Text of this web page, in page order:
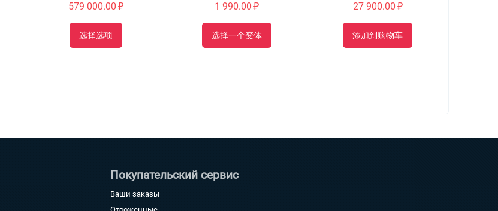
579 000.00 ₽
选择选项
1 990.00 ₽
选择一个变体
27 900.00 ₽
添加到购物车
Покупательский сервис
Ваши заказы